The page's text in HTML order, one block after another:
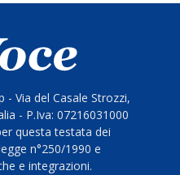
Via del Casale Strozzi,
- P.Iva: 07216031000
questa testata dei
n°250/1990 e
e integrazioni.